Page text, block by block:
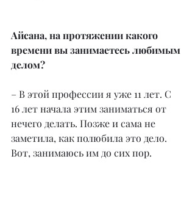
Айсана, на протяжении какого
времени вы занимаетесь любимым
делом?
– В этой профессии я уже 11 лет. С
16 лет начала этим заниматься от
нечего делать. Позже и сама не
заметила, как полюбила это дело.
Вот, занимаюсь им до сих пор.